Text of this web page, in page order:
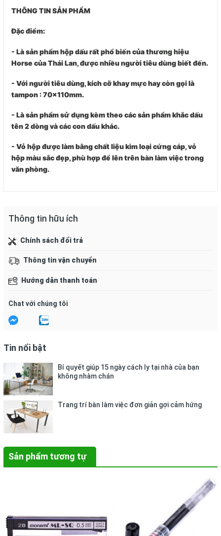
THÔNG TIN SẢN PHẨM
Đặc điểm:
- Là sản phẩm hộp dấu rất phổ biến của thương hiệu
Horse của Thái Lan, được nhiều người tiêu dùng biết đến.
- Với người tiêu dùng, kích cỡ khay mực hay còn gọi là
tampon : 70x110mm.
- Là sản phẩm sử dụng kèm theo các sản phẩm khắc dấu
tên 2 dòng và các con dấu khác.
- Vỏ hộp được làm bằng chất liệu kim loại cứng cáp, vỏ
hộp màu sắc đẹp, phù hợp để lên trên bàn làm việc trong
văn phòng.
Thông tin hữu ích
Chính sách đổi trả
Thông tin vận chuyển
Hướng dẫn thanh toán
Chat với chúng tôi
Tin nổi bật
Bí quyết giúp 15 ngày cách ly tại nhà của bạn
không nhàm chán
Trang trí bàn làm việc đơn giản gợi cảm hứng
Sản phẩm tương tự